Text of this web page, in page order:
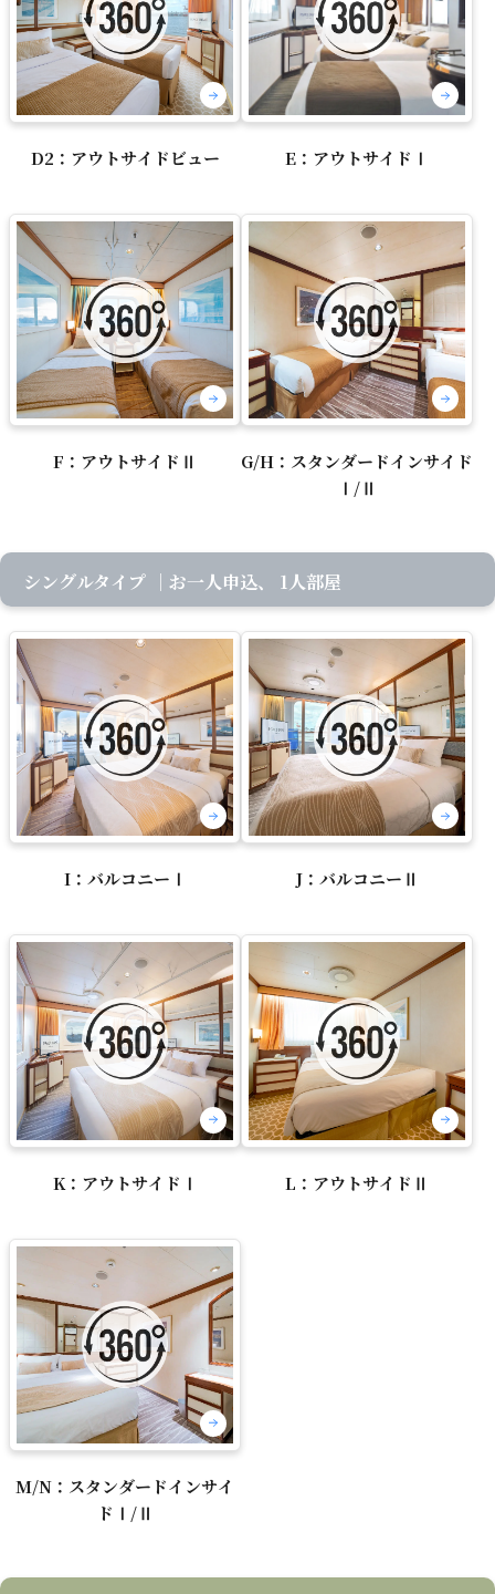
D2：アウトサイドビュー E：アウトサイドⅠ
F：アウトサイドⅡ
G/H：スタンダードインサイド
Ⅰ/Ⅱ
シングルタイプ ｜お一人申込、 1人部屋
I：バルコニーⅠ J：バルコニーⅡ
K：アウトサイドⅠ L：アウトサイドⅡ
M/N：スタンダードインサイ
ドⅠ/Ⅱ